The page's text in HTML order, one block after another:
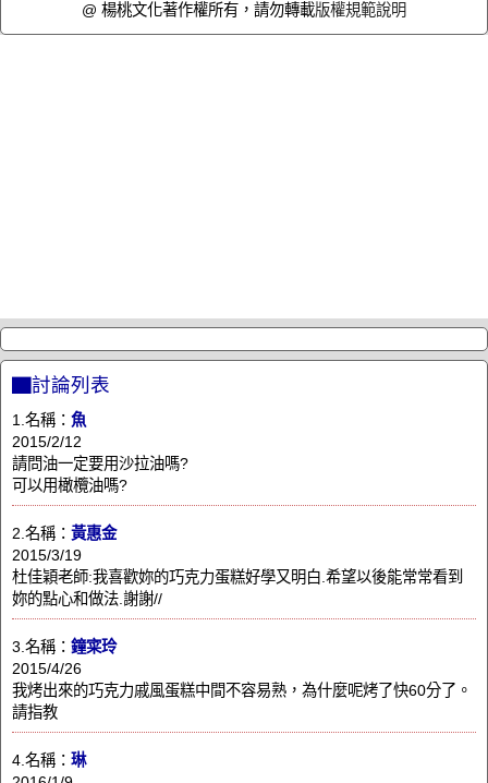
@ 楊桃文化著作權所有，請勿轉載版權規範說明
▇討論列表
1.名稱： 魚
2015/2/12
請問油一定要用沙拉油嗎?
可以用橄欖油嗎?
2.名稱： 黃惠金
2015/3/19
杜佳穎老師:我喜歡妳的巧克力蛋糕好學又明白.希望以後能常常看到
妳的點心和做法.謝謝//
3.名稱： 鐘寀玲
2015/4/26
我烤出來的巧克力戚風蛋糕中間不容易熟，為什麼呢烤了快60分了。
請指教
4.名稱： 琳